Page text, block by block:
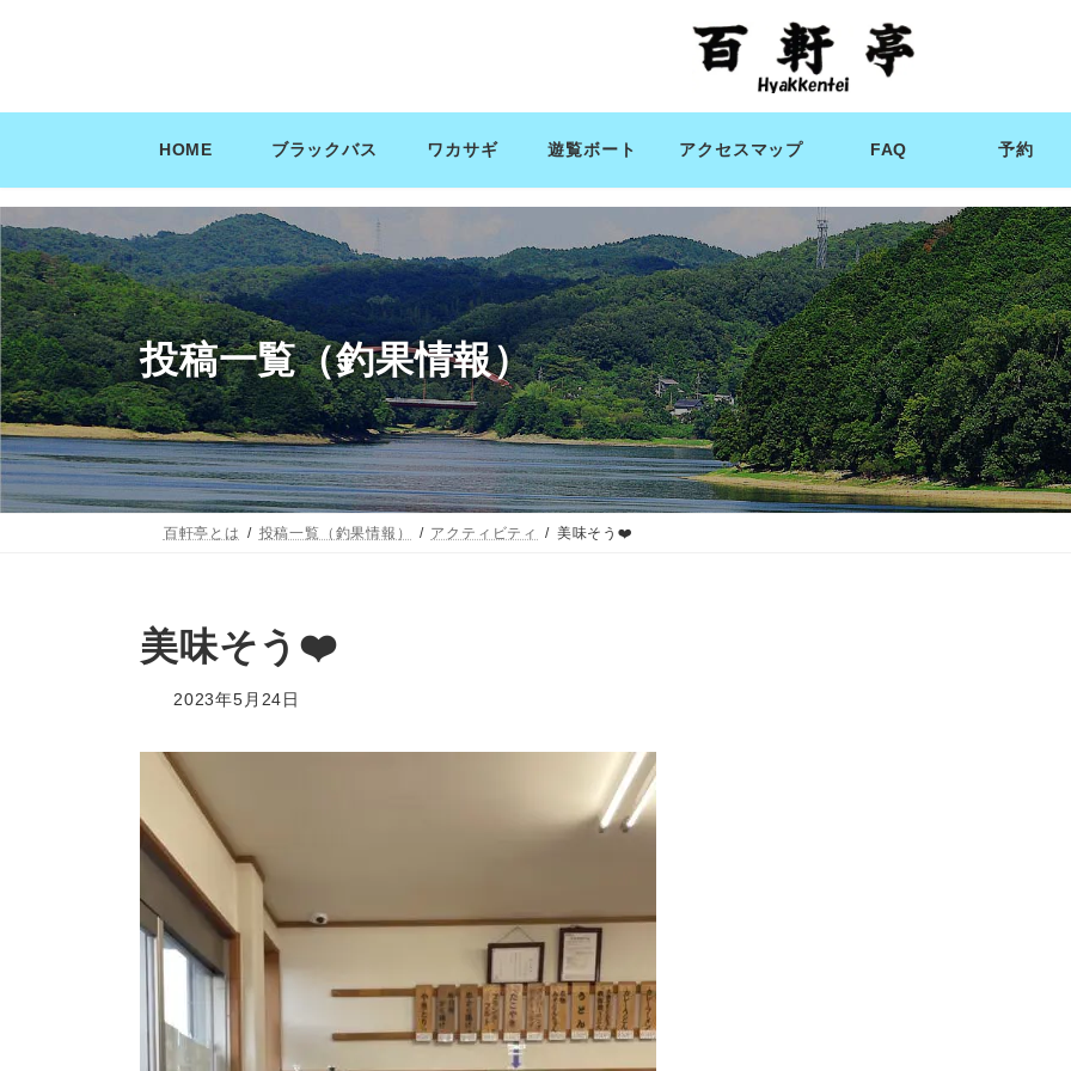
ン
ス
キ
ッ
プ
ー
ン
に
移
動
HOME ブラックバス ワカサギ 遊覧ボート アクセスマップ FAQ 予約
投稿一覧（釣果情報）
百軒亭とは 投稿一覧（釣果情報） アクティビティ 美味そう❤️
美味そう❤️
2023年5月24日